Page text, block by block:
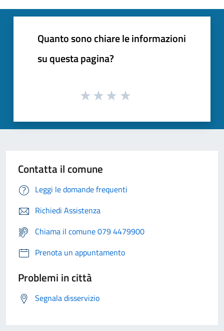
Quanto sono chiare le informazioni
su questa pagina?
Contatta il comune
Leggi le domande frequenti
Richiedi Assistenza
Chiama il comune 079 4479900
Prenota un appuntamento
Problemi in città
Segnala disservizio